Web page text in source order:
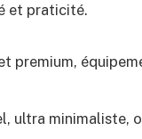
et praticité.
premium,
ultra minimaliste,